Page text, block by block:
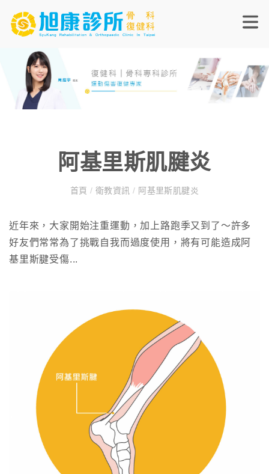
阿基里斯肌腱炎
首頁/ 衛教資訊/ 阿基里斯肌腱炎
近年來，大家開始注重運動，加上路跑季又到了～許多
好友們常常為了挑戰自我而過度使用，將有可能造成阿
基里斯腱受傷...